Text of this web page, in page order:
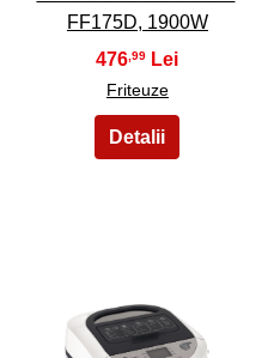
FF175D, 1900W
476,99
Friteuze